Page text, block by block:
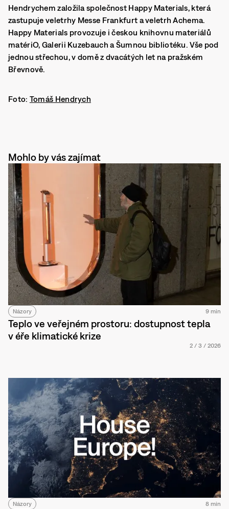
Hendrychem založila společnost Happy Materials, která
zastupuje veletrhy Messe Frankfurt a veletrh Achema.
Happy Materials provozuje i českou knihovnu materiálů
matériO, Galerii Kuzebauch a Šumnou bibliotéku. Vše pod
jednou střechou, v domě z dvacátých let na pražském
Břevnově.
Foto: Tomáš Hendrych
Mohlo by vás zajímat
Názory 9 min
Teplo ve veřejném prostoru: dostupnost tepla
v éře klimatické krize
2 / 3 / 2026
Názory 8 min